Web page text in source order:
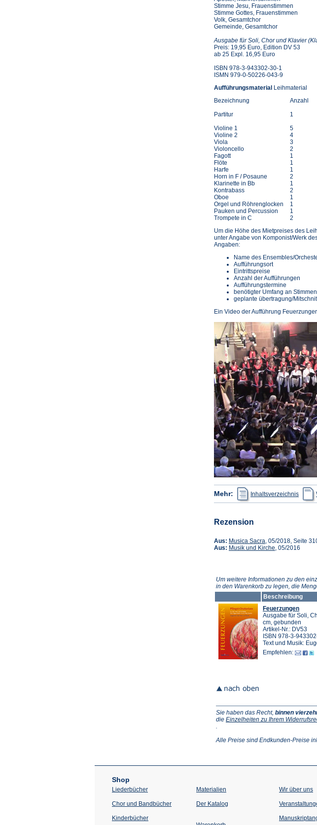
Stimme Jesu, Frauenstimmen
Stimme Gottes, Frauenstimmen
Volk, Gesamtchor
Gemeinde, Gesamtchor
Ausgabe für Soli, Chor und Klavier
Preis: 19,95 Euro, Edition DV 53
ab 25 Expl. 16,95 Euro
ISBN 978-3-943302-30-1
ISMN 979-0-50226-043-9
Aufführungsmaterial Leihmaterial
Bezeichnung
Partitur
Violine 1
Violine 2
Viola
Violoncello
Fagott
Flöte
Harfe
Horn in F / Posaune
Klarinette in Bb
Kontrabass
Oboe
Orgel und Röhrenglocken
Pauken und Percussion
Trompete in C
Anzahl
1
5
4
3
2
1
1
1
2
1
2
1
1
1
2
Um die Höhe des Mietpreises des
unter Angabe von Komponist/Werk
Angaben:
Name des Ensembles/
Aufführungsort
Eintrittspreise
Anzahl der Aufführungen
Aufführungstermine
benötigter Umfang an Stimmen
geplante übertragung/
Ein Video der Aufführung
Mehr: Inhaltsverzeichnis
(Öffnet
in
einem
Rezension
Aus: Musica Sacra (Öffnet
in
, 05/2018, Seite
Aus: Musik und Kirche (Öffnet
, 05/2016
Um weitere Informationen zu den
in den Warenkorb zu legen, die
Beschreibung
Feuerzungen
Ausgabe für Soli,
cm, gebunden
Artikel-Nr.: DV53
ISBN 978-3-
Text und Musik:
Empfehlen:
Sie haben das Recht, binnen
die Einzelheiten zu Ihrem
einem
.
Alle Preise sind Endkunden-Preise
Shop
Liederbücher
Chor und Bandbücher
Kinderbücher
Materialien
Der Katalog
Wir über uns